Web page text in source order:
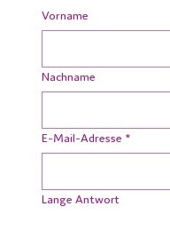
Vorname
Nachname
E-Mail-Adresse *
Lange Antwort